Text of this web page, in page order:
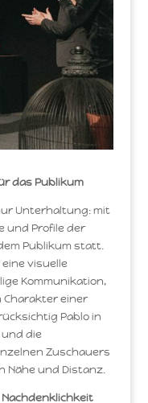
das Publikum
Unterhaltung: mit
und Profile der
Publikum statt.
visuelle
Kommunikation,
Charakter einer
Pablo in
die
Zuschauers
Nähe und Distanz.